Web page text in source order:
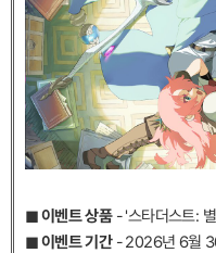
◼︎ 이벤트 상품- '스타더스트:
◼︎ 이벤트 기간- 2026년 6월